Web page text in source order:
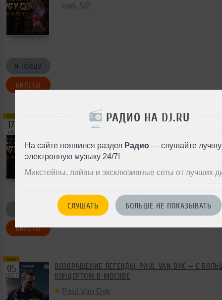
РАДИО НА DJ.RU
На сайте появился раздел Радио— слушайте
электронную музыку 24/7!
Микстейпы, лайвы и эксклюзивные сеты от лучших
СЛУШАТЬ БОЛЬШЕ НЕ ПОКАЗЫВАТЬ
Я ПОЙДУ
БИЛЕТЫ
наб, 5/2
окт
17
сб
БИЛЕТЫ
PRODIGY CON LEGACY
янв
05
2027
ВОЗВРАЩЕНИЕ ЛЕГЕНДЫ. PAUL VAN DYK — С
КОНЦЕРТОМ В МОСКВЕ
Paul Van Dyk